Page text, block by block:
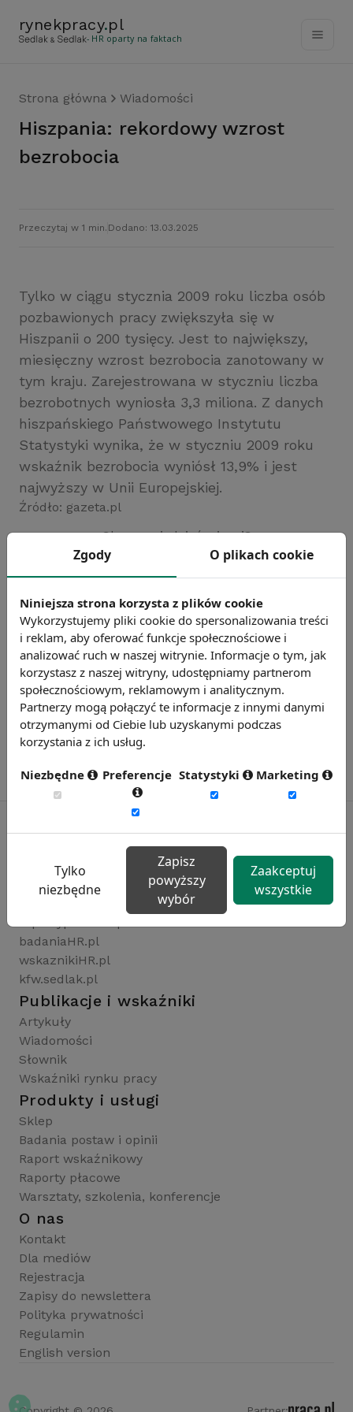
rynekpracy.pl
- HR oparty na faktach
Strona główna Wiadomości
Hiszpania: rekordowy wzrost
bezrobocia
Przeczytaj w 1 min. Dodano: 13.03.2025
Tylko w ciągu stycznia 2009 roku liczba osób
pozbawionych pracy zwiększyła się w
Hiszpanii o 200 tysięcy. Jest to największy,
miesięczny wzrost bezrobocia zanotowany w
tym kraju. Zarejestrowana w styczniu liczba
bezrobotnych wyniosła 3,3 miliona. Z danych
hiszpańskiego Państwowego Instytutu
Statystyki wynika, że w styczniu 2009 roku
wskaźnik bezrobocia wyniósł 13,9% i jest
najwyższy w Unii Europejskiej.
Źródło: gazeta.pl
Chcesz wiedzieć więcej?
Zobacz więcej wiadomości
Rynekpracy.pl
sedlak.pl
badaniaHR.pl
wskaznikiHR.pl
kfw.sedlak.pl
Publikacje i wskaźniki
Artykuły
Wiadomości
Słownik
Wskaźniki rynku pracy
Produkty i usługi
Sklep
Badania postaw i opinii
Raport wskaźnikowy
Raporty płacowe
Warsztaty, szkolenia, konferencje
O nas
Kontakt
Dla mediów
Rejestracja
Zapisy do newslettera
Polityka prywatności
Regulamin
English version
Zgody O plikach cookie
Niniejsza strona korzysta z plików cookie
Wykorzystujemy pliki cookie do spersonalizowania treści
i reklam, aby oferować funkcje społecznościowe i
analizować ruch w naszej witrynie. Informacje o tym, jak
korzystasz z naszej witryny, udostępniamy partnerom
społecznościowym, reklamowym i analitycznym.
Partnerzy mogą połączyć te informacje z innymi danymi
otrzymanymi od Ciebie lub uzyskanymi podczas
korzystania z ich usług.
Niezbędne Preferencje Statystyki Marketing
Tylko
niezbędne
Zapisz
powyższy
wybór
Zaakceptuj
wszystkie